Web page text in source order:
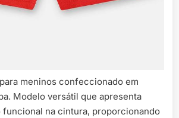
meninos confeccionado em
Modelo versátil que apresenta
na cintura, proporcionando